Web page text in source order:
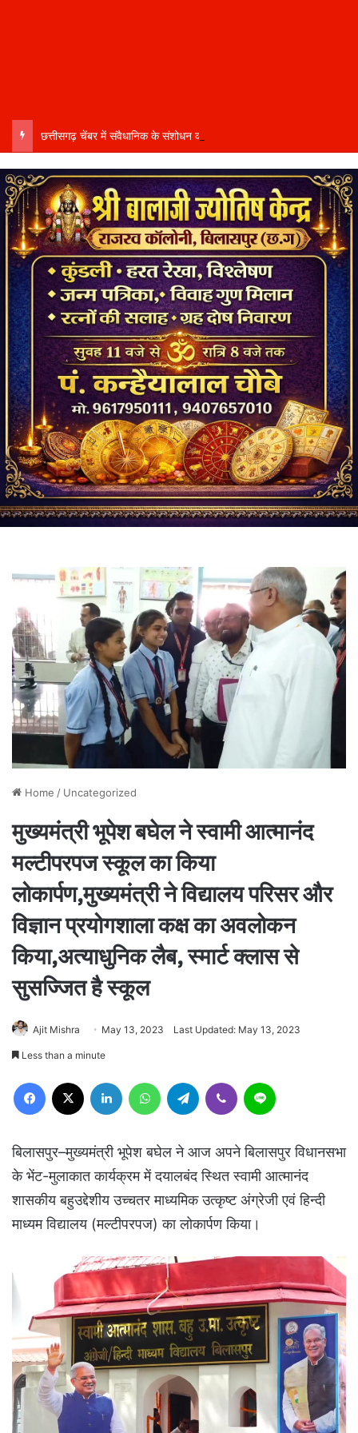
Home / Uncategorized
मुख्यमंत्री भूपेश बघेल ने स्वामी आत्मानंद
मल्टीपरपज स्कूल का किया
लोकार्पण,मुख्यमंत्री ने विद्यालय परिसर और
विज्ञान प्रयोगशाला कक्ष का अवलोकन
किया,अत्याधुनिक लैब, स्मार्ट क्लास से
सुसज्जित है स्कूल
Ajit Mishra May 13, 2023 Last Updated: May 13, 2023
Less than a minute
Facebook LinkedIn WhatsAppTelegram Viber
बिलासपुर–मुख्यमंत्री भूपेश बघेल ने आज अपने बिलासपुर विधानसभा
के भेंट-मुलाकात कार्यक्रम में दयालबंद स्थित स्वामी आत्मानंद
शासकीय बहुउद्देशीय उच्चतर माध्यमिक उत्कृष्ट अंग्रेजी एवं हिन्दी
माध्यम विद्यालय (मल्टीपरपज) का लोकार्पण किया।